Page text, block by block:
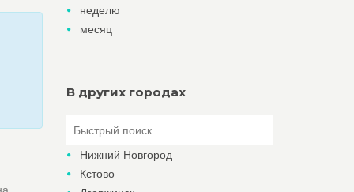
неделю
месяц
В других городах
Нижний Новгород
Кстово